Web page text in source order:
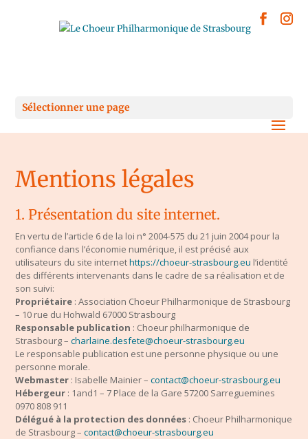
Sélectionner une page
Mentions légales
1. Présentation du site internet.
En vertu de l’article 6 de la loi n° 2004-575 du 21 juin 2004 pour la
confiance dans l’économie numérique, il est précisé aux
utilisateurs du site internethttps://choeur-strasbourg.eu l’identité
des différents intervenants dans le cadre de sa réalisation et de
son suivi:
Propriétaire : Association Choeur Philharmonique de Strasbourg
– 10 rue du Hohwald 67000 Strasbourg
Responsable publication : Choeur philharmonique de
Strasbourg –charlaine.desfete@choeur-strasbourg.eu
Le responsable publication est une personne physique ou une
personne morale.
Webmaster : Isabelle Mainier –contact@choeur-strasbourg.eu
Hébergeur : 1and1 – 7 Place de la Gare 57200 Sarreguemines
0970 808 911
Délégué à la protection des données : Choeur Philharmonique
de Strasbourg –contact@choeur-strasbourg.eu